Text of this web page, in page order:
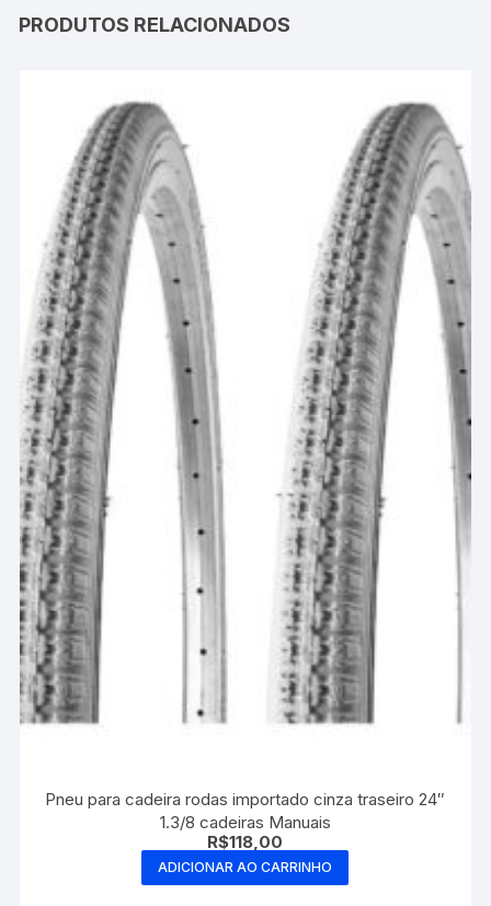
PRODUTOS RELACIONADOS
Pneu para cadeira rodas importado cinza traseiro 24″
1.3/8 cadeiras Manuais
R$118,00
ADICIONAR AO CARRINHO